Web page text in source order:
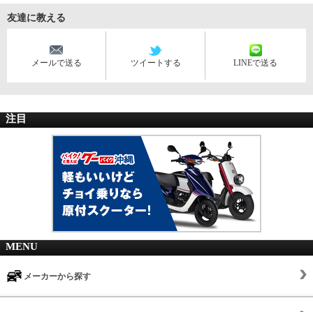
友達に教える
メールで送る ツイートする LINEで送る
注目
MENU
メーカーから探す